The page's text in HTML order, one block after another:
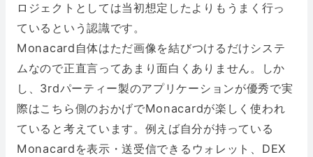
ロジェクトとしては当初想定したよりもうまく行っ
ているという認識です。
Monacard自体はただ画像を結びつけるだけシステ
ムなので正直言ってあまり面白くありません。しか
し、3rdパーティー製のアプリケーションが優秀で実
際はこちら側のおかげでMonacardが楽しく使われ
ていると考えています。例えば自分が持っている
Monacardを表示・送受信できるウォレット、DEX